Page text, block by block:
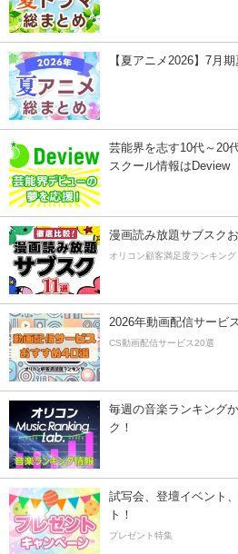
【夏アニメ2026】7月
芸能界を志す10代～20
スクール情報はDeview
漫画読み放題サブスク
オリコン顧客満足度ランキング
2026年動画配信サービ
CS動画配信サービス20選
毎週の音楽ランキング
ク！
試写会、登壇イベント
ト！
プレゼント特集